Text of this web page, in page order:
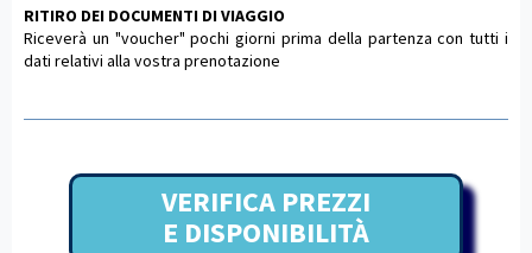
RITIRO DEI DOCUMENTI DI VIAGGIO
Riceverà un "voucher" pochi giorni prima della partenza con tutti i
dati relativi alla vostra prenotazione
VERIFICA PREZZI
E DISPONIBILITÀ